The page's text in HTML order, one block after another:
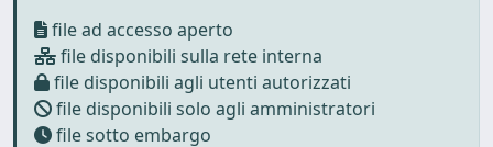
file ad accesso aperto
file disponibili sulla rete interna
file disponibili agli utenti autorizzati
file disponibili solo agli amministratori
file sotto embargo